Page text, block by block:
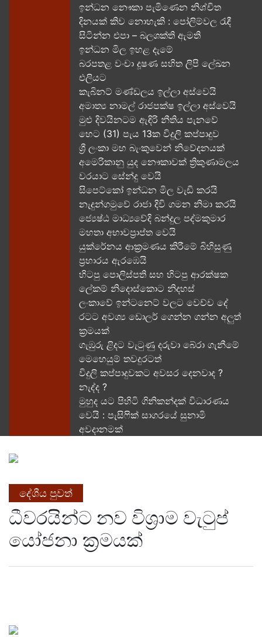
ඉන්ධන නෞකා පැමිණෙන නිශ්චිත
දිනයක් කිව නොහැකි : පෝලිම්වල රැඳී
සිටින්න එපා – බලශක්ති ඇමති
ඉන්ධන මිල ඉහළ දැමේ
බරපතළ වංචා දූෂණ සහිත ලිපි ලේඛන
එලියට
කැබිනට් මණ්ඩලය ඉල්ලා අස්වෙයි
අමාත්‍ය නාමල් රාජපක්ෂ ඉල්ලා අස්වෙයි
මුළු දිවයිනටම ඇඳිරි නීතිය පැනවේ
හෙට (31) පැය 13ක විදුලි කප්පාදුව
ශ්‍රී ලංකා මහ බැංකුවෙන් නිවේදනයක්
අමෙරිකානු යුද නෞකාවක් ත්‍රිකුණාමලය
වරයාට සේන්දු වෙයි
සිපෙට්කෝ ඉන්ධන මිල වැඩි කරයි
නැදුන්ගමුවේ රාජා දිවි ගමන නිමා කරයි
ජ්‍යෙෂ්ඨ මාධ්‍යවේදි බන්දුල පද්මකුමාර
මහතා අභාවප්‍රාප්ත වෙයි
යුක්රේනය ආක්‍රමණය කිරීමේ බිහිසුණු
ප්‍රහාරය ඇරඹෙයි
හිටපු පොලිස්පති සහ හිටපු ආරක්ෂක
ලේකම් නිදොස්කොට නිදහස්
ලංකාවේ ඉන්ටනෙට් වලට වෙච්ච දේ
රටට අවශ්‍ය ඩොලර් ගෙන්න ගන්න අලුත්
ක්‍රමයක්
ගැඹුරු ළිදට වැටුණු දරුවා බේරා ගැනීමේ
මෙහෙයුම් තවදුරටත්
විදුලි කප්පාදුවකට අවසර දෙනවාද ?
නැද්ද ?
මුහුද යට පිහිටි ගිනිකන්දක් විධාරණය
වෙයි : පැසිෆික් සාගරයේ සුනාමි
අවදානමක්
දේශීය පුවත්
ධීවරයින්ට නව විශ්‍රාම වැටුප්
යෝජනා ක්‍රමයක්